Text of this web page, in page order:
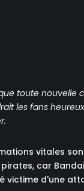
toute nouvelle
les fans
vitales
car
victime d'une